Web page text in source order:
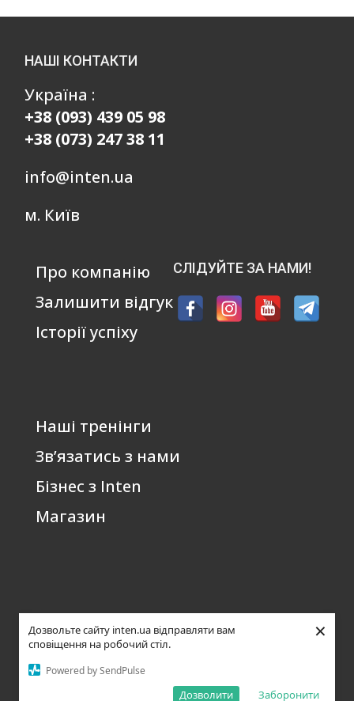
Дозвольте сайту inten.ua відправляти вам
сповіщення на робочий стіл.
Powered by SendPulse
Заборонити
Дозволити
×
НАШІ КОНТАКТИ
Україна :
+38 (093) 439 05 98
+38 (073) 247 38 11
info@inten.ua
м. Київ
Про компанію
Залишити відгук
Історії успіху
СЛІДУЙТЕ ЗА НАМИ!
Наші тренінги
Зв’язатись з нами
Бізнес з Inten
Магазин
Всі права захищені ©
відповідальності|Повернення коштів